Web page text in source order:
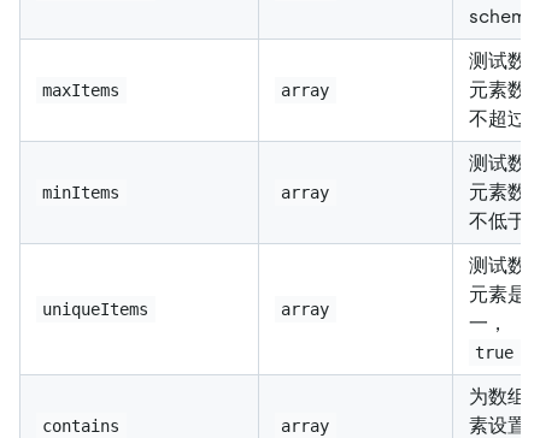
schema
maxItems array
测试数
元素数
不超过
minItems array
测试数
元素数
不低于
uniqueItems array
测试数
元素是
一，
true
contains array
为数组
素设置